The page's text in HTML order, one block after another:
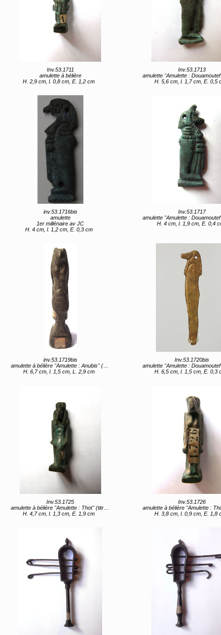
Inv.53.1711
amulette à bélière
H. 2,9 cm, l. 0,8 cm, E. 1,2 cm
Inv.53.1713
amulette "Amulette : Douamoutef" (titre
H. 5,6 cm, l. 1,7 cm, E. 0,5
inv.53.1716bis
amulette
1er millénaire av JC
H. 4 cm, l. 1,2 cm, E. 0,3 cm
Inv.53.1717
amulette "Amulette : Douamoutef" (titre
H. 4 cm, l. 1,9 cm, E. 0,4
inv.53.1719bis
amulette à bélière "Amulette : Anubis" (titre d'usage)
H. 6,7 cm, l. 1,5 cm, L. 2,9 cm
Inv.53.1720bis
amulette "Amulette : Douamoutef" (titre
H. 6,5 cm, l. 1,5 cm, E. 0,3
Inv.53.1725
amulette à bélière "Amulette : Thot" (titre d'usage)
H. 4,7 cm, l. 1,3 cm, E. 1,9 cm
Inv.53.1726
amulette à bélière "Amulette : Thot (?)" (titre
H. 3,8 cm, l. 0,9 cm, E. 1,8